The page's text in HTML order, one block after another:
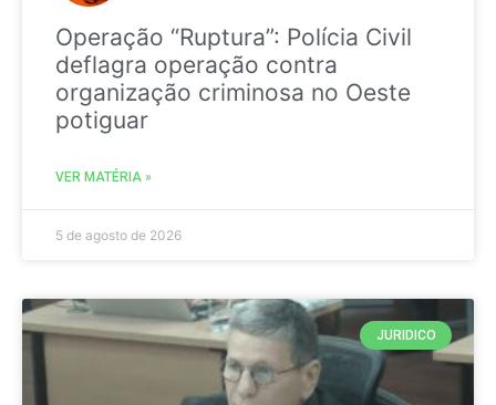
Operação “Ruptura”: Polícia Civil
deflagra operação contra
organização criminosa no Oeste
potiguar
VER MATÉRIA »
5 de agosto de 2026
JURIDICO